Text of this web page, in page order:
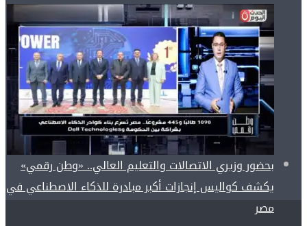
بحضور وزيري الاتصالات والتعليم العالي.. «وطن رقمي»
يكشف كواليس إنجازات أكبر مبادرة للذكاء الاصطناعي في
مصر